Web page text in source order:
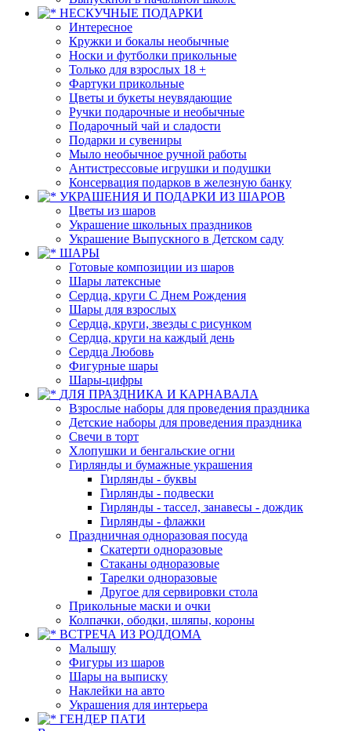
НЕСКУЧНЫЕ ПОДАРКИ
Интересное
Кружки и бокалы необычные
Носки и футболки прикольные
Только для взрослых 18 +
Фартуки прикольные
Цветы и букеты неувядающие
Ручки подарочные и необычные
Подарочный чай и сладости
Подарки и сувениры
Мыло необычное ручной работы
Антистрессовые игрушки и подушки
Консервация подарков в железную банку
УКРАШЕНИЯ И ПОДАРКИ ИЗ ШАРОВ
Цветы из шаров
Украшение школьных праздников
Украшение Выпускного в Детском саду
ШАРЫ
Готовые композиции из шаров
Шары латексные
Сердца, круги С Днем Рождения
Шары для взрослых
Сердца, круги, звезды с рисунком
Сердца, круги на каждый день
Сердца Любовь
Фигурные шары
Шары-цифры
ДЛЯ ПРАЗДНИКА И КАРНАВАЛА
Взрослые наборы для проведения праздника
Детские наборы для проведения праздника
Свечи в торт
Хлопушки и бенгальские огни
Гирлянды и бумажные украшения
Гирлянды - буквы
Гирлянды - подвески
Гирлянды - тассел, занавесы - дождик
Гирлянды - флажки
Праздничная одноразовая посуда
Скатерти одноразовые
Стаканы одноразовые
Тарелки одноразовые
Другое для сервировки стола
Прикольные маски и очки
Колпачки, ободки, шляпы, короны
ВСТРЕЧА ИЗ РОДДОМА
Малышу
Фигуры из шаров
Шары на выписку
Наклейки на авто
Украшения для интерьера
ГЕНДЕР ПАТИ